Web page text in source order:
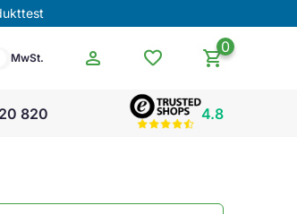
MwSt. person favorite 0
shopping_cart
820 4.8